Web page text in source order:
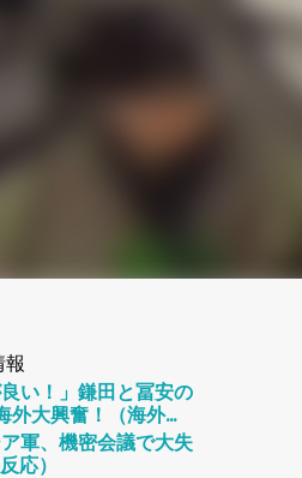
報
い！」鎌田と冨安の
外大興奮！（海外...
軍、機密会議で大失
応）